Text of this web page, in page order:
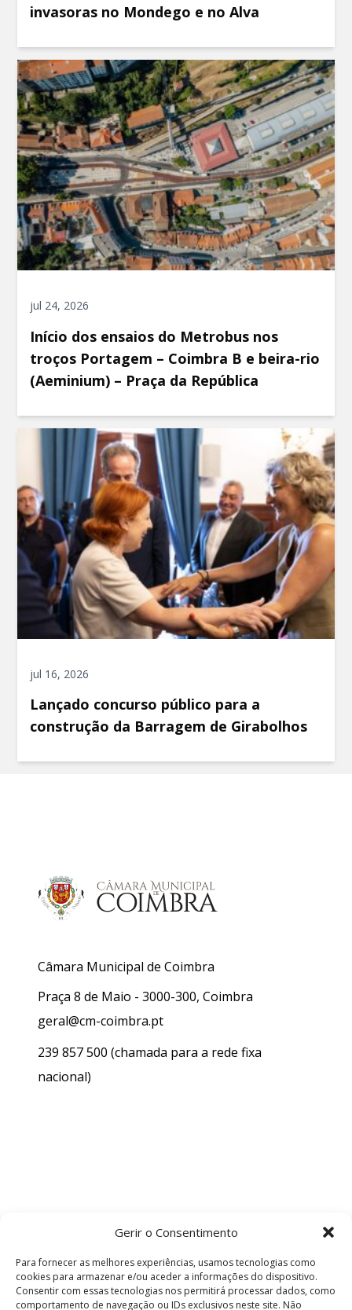
Gerir o Consentimento
Para fornecer as melhores experiências, usamos tecnologias como
cookies para armazenar e/ou aceder a informações do dispositivo.
Consentir com essas tecnologias nos permitirá processar dados, como
comportamento de navegação ou IDs exclusivos neste site. Não
invasoras no Mondego e no Alva
jul 24, 2026
Início dos ensaios do Metrobus nos
troços Portagem – Coimbra B e beira-rio
(Aeminium) – Praça da República
jul 16, 2026
Lançado concurso público para a
construção da Barragem de Girabolhos
Câmara Municipal de Coimbra
Praça 8 de Maio - 3000-300, Coimbra
geral@cm-coimbra.pt
239 857 500 (chamada para a rede fixa
nacional)